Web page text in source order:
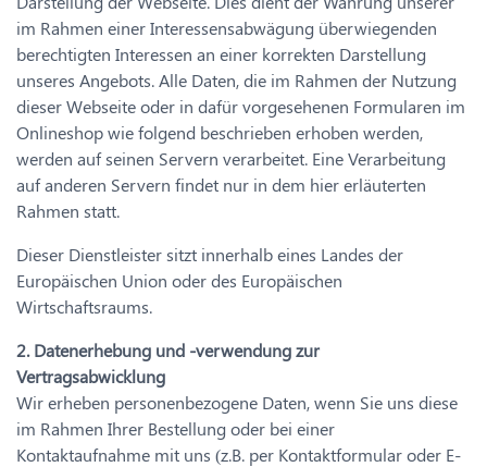
im Rahmen einer Interessensabwägung überwiegenden
berechtigten Interessen an einer korrekten Darstellung
unseres Angebots. Alle Daten, die im Rahmen der Nutzung
dieser Webseite oder in dafür vorgesehenen Formularen im
Onlineshop wie folgend beschrieben erhoben werden,
werden auf seinen Servern verarbeitet. Eine Verarbeitung
auf anderen Servern findet nur in dem hier erläuterten
Rahmen statt.
Dieser Dienstleister sitzt innerhalb eines Landes der
Europäischen Union oder des Europäischen
Wirtschaftsraums.
2. Datenerhebung und -verwendung zur
Vertragsabwicklung
Wir erheben personenbezogene Daten, wenn Sie uns diese
im Rahmen Ihrer Bestellung oder bei einer
Kontaktaufnahme mit uns (z.B. per Kontaktformular oder E-